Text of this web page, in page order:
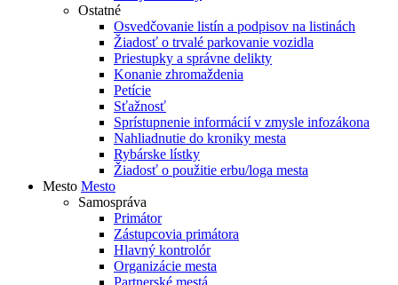
Ostatné
Osvedčovanie listín a podpisov na listinách
Žiadosť o trvalé parkovanie vozidla
Priestupky a správne delikty
Konanie zhromaždenia
Petície
Sťažnosť
Sprístupnenie informácií v zmysle infozákona
Nahliadnutie do kroniky mesta
Rybárske lístky
Žiadosť o použitie erbu/loga mesta
Mesto Mesto
Samospráva
Primátor
Zástupcovia primátora
Hlavný kontrolór
Organizácie mesta
Partnerské mestá